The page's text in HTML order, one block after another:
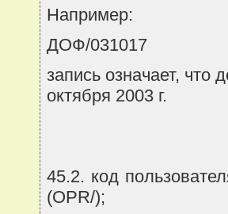
Например:
ДОФ/031017
запись означает, что
октября 2003 г.
45.2. код
(OPR/);